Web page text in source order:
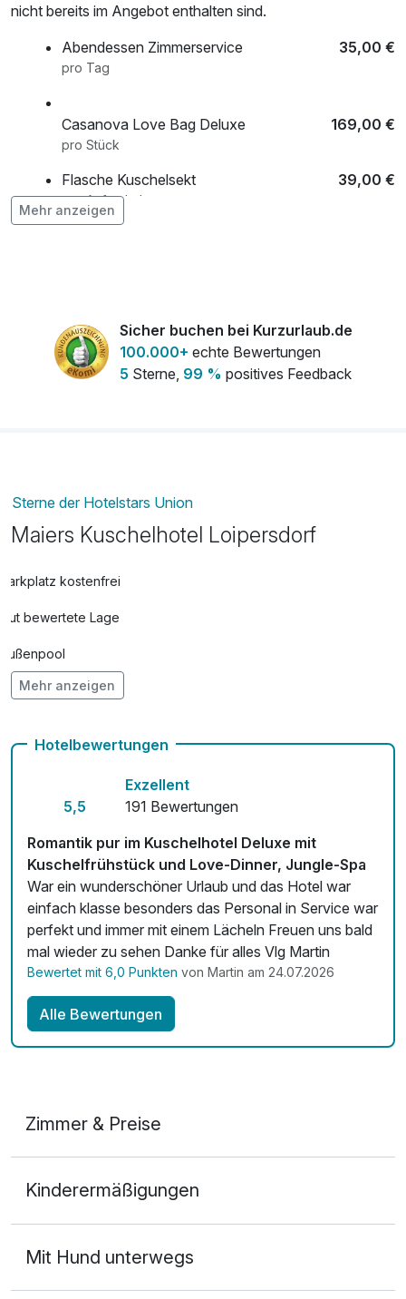
nicht bereits im Angebot enthalten sind.
Abendessen Zimmerservice
35,00 €
pro Tag
Casanova Love Bag Deluxe 169,00 €
pro Stück
Flasche Kuschelsekt 39,00 €
pro Aufenthalt
Kinky Lovebag 93,00 €
pro Stück
pro Stück
Schokofondue ohne Dessertwein
Mehr anzeigen
Sicher buchen bei Kurzurlaub.de
100.000+ echte Bewertungen
5 Sterne, 99 % positives Feedback
Sterne der Hotelstars Union
Maiers Kuschelhotel Loipersdorf
Parkplatz kostenfrei
Gut bewertete Lage
Außenpool
Vielseitiger Wellnessbereich
Auch vegetarische Speisen
kostenfreie Leihfahrräder
Kostenloses W-LAN
Zimmerservice verfügbar
Mit Hotelbar
Mehr anzeigen
Hotelbewertungen
5,5
Exzellent
191 Bewertungen
Romantik pur im Kuschelhotel Deluxe mit
Kuschelfrühstück und Love-Dinner, Jungle-Spa
War ein wunderschöner Urlaub und das Hotel war
einfach klasse besonders das Personal in Service war
perfekt und immer mit einem Lächeln Freuen uns bald
mal wieder zu sehen Danke für alles Vlg Martin
Bewertet mit 6,0 Punkten von Martin am 24.07.2026
Alle Bewertungen
Zimmer & Preise
2 Erwachsene
Kinderermäßigungen
Mit Hund unterwegs